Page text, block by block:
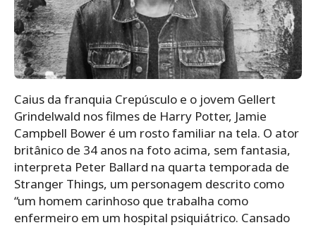
Caius da franquia Crepúsculo e o jovem Gellert
Grindelwald nos filmes de Harry Potter, Jamie
Campbell Bower é um rosto familiar na tela. O ator
britânico de 34 anos na foto acima, sem fantasia,
interpreta Peter Ballard na quarta temporada de
Stranger Things, um personagem descrito como
“um homem carinhoso que trabalha como
enfermeiro em um hospital psiquiátrico. Cansado